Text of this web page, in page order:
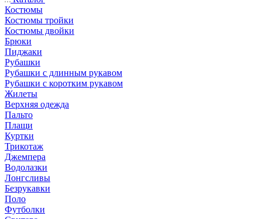
Костюмы
Костюмы тройки
Костюмы двойки
Брюки
Пиджаки
Рубашки
Рубашки с длинным рукавом
Рубашки с коротким рукавом
Жилеты
Верхняя одежда
Пальто
Плащи
Куртки
Трикотаж
Джемпера
Водолазки
Лонгсливы
Безрукавки
Поло
Футболки